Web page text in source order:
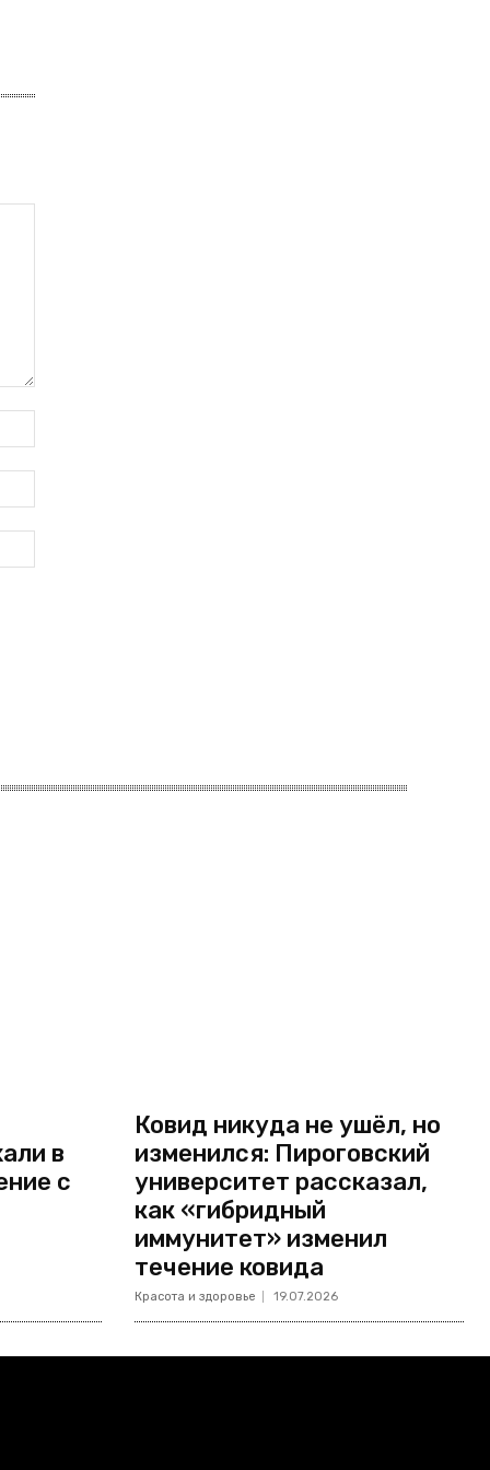
почта:*
Сайт:
в
с
Ковид никуда не ушёл, но
изменился: Пироговский
университет рассказал,
как «гибридный
иммунитет» изменил
течение ковида
Красота и здоровье 19.07.2026